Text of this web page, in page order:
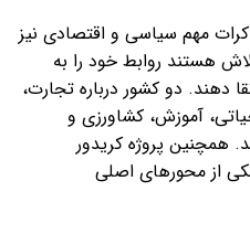
مهم سیاسی و اقتصادی نیز
هستند روابط خود را به
دهند. دو کشور درباره تجارت،
آموزش، کشاورزی و
همچنین پروژه کریدور
از محورهای اصلی